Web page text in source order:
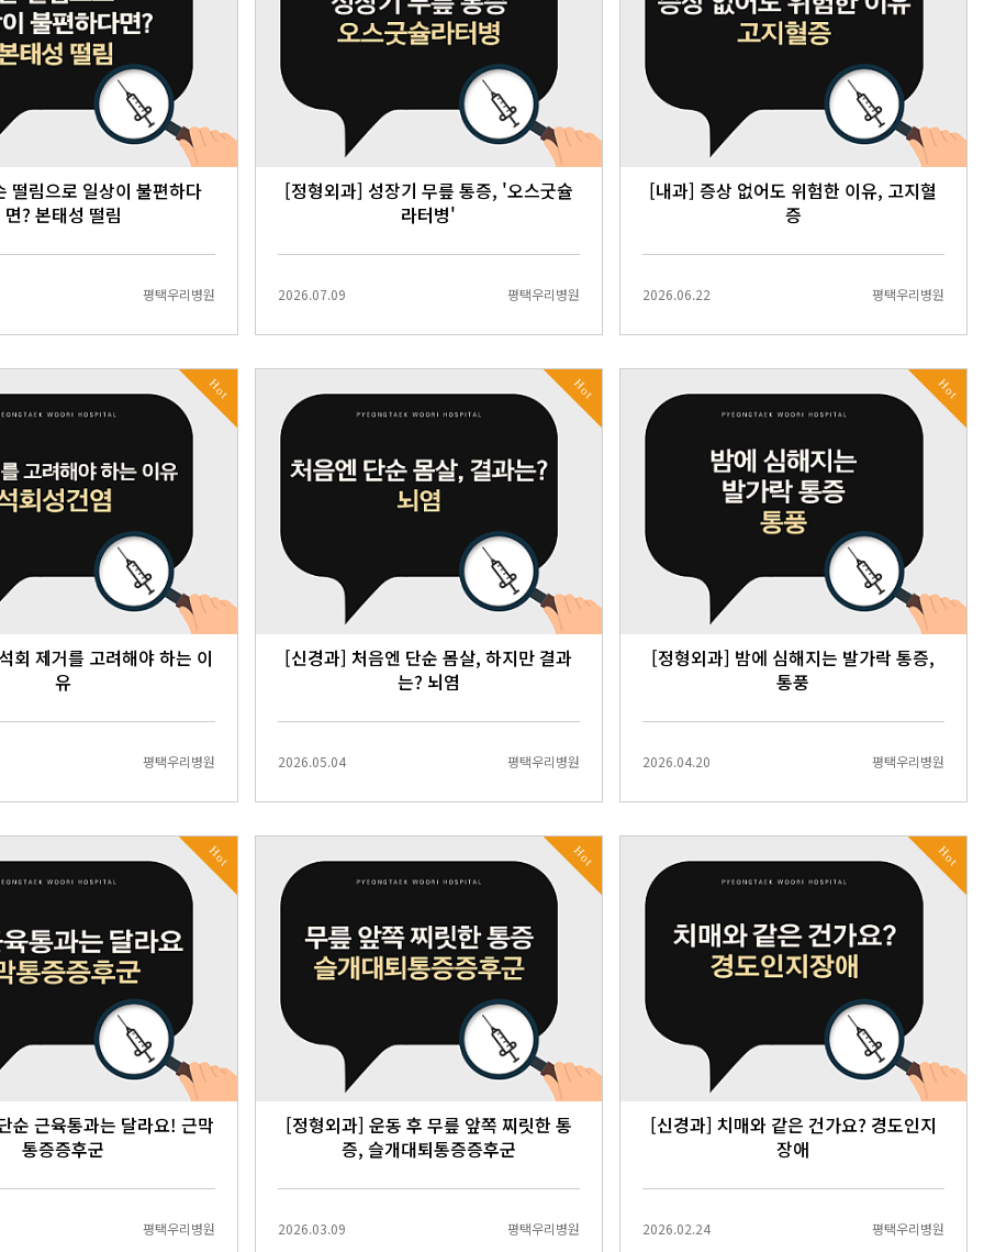
떨림으로 일상이 불편하다
면? 본태성 떨림
평택우리병원
[정형외과] 성장기 무릎 통증, '오스굿슐
라터병'
2026.07.09 평택우리병원
[내과] 증상 없어도 위험한 이유, 고지혈
증
2026.06.22 평택우리병원
Hot
회 제거를 고려해야 하는 이
유
평택우리병원
Hot
[신경과] 처음엔 단순 몸살, 하지만 결과
는? 뇌염
2026.05.04 평택우리병원
Hot
[정형외과] 밤에 심해지는 발가락 통증,
통풍
2026.04.20 평택우리병원
Hot
순 근육통과는 달라요! 근막
통증증후군
평택우리병원
Hot
[정형외과] 운동 후 무릎 앞쪽 찌릿한 통
증, 슬개대퇴통증증후군
2026.03.09 평택우리병원
Hot
[신경과] 치매와 같은 건가요? 경도인지
장애
2026.02.24 평택우리병원